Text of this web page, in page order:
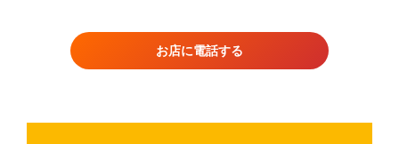
お店に電話する